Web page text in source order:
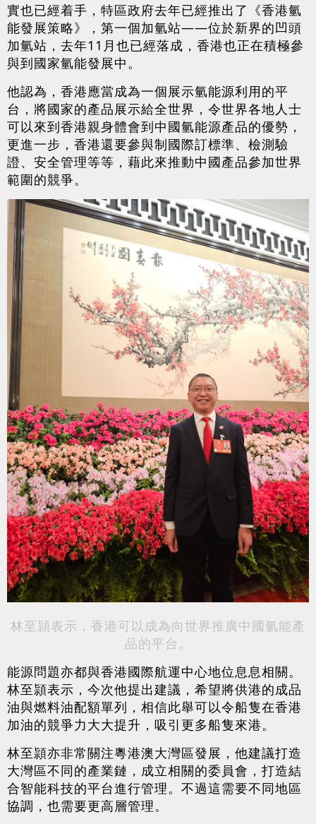
實也已經着手，特區政府去年已經推出了《香港氫
能發展策略》，第一個加氫站——位於新界的凹頭
加氫站，去年11月也已經落成，香港也正在積極參
與到國家氫能發展中。
他認為，香港應當成為一個展示氫能源利用的平
台，將國家的產品展示給全世界，令世界各地人士
可以來到香港親身體會到中國氫能源產品的優勢，
更進一步，香港還要參與制國際訂標準、檢測驗
證、安全管理等等，藉此來推動中國產品參加世界
範圍的競爭。
林至頴表示，香港可以成為向世界推廣中國氫能產
品的平台。
能源問題亦都與香港國際航運中心地位息息相關。
林至頴表示，今次他提出建議，希望將供港的成品
油與燃料油配額單列，相信此舉可以令船隻在香港
加油的競爭力大大提升，吸引更多船隻來港。
林至頴亦非常關注粵港澳大灣區發展，他建議打造
大灣區不同的產業鏈，成立相關的委員會，打造結
合智能科技的平台進行管理。不過這需要不同地區
協調，也需要更高層管理。